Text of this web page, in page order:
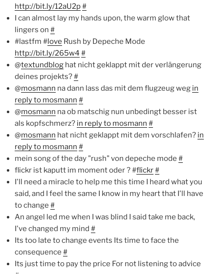
http://bit.ly/12aU2p#
I can almost lay my hands upon, the warm glow that
lingers on #
#lastfm #love Rush by Depeche Mode
http://bit.ly/265w4 #
@textundblog hat nicht geklappt mit der verlängerung
deines projekts?#
@mosmann na dann lass das mit dem flugzeug weg in
reply to mosmann #
@mosmann na ob matschig nun unbedingt besser ist
als kopfschmerz? in reply to mosmann #
@mosmann hat nicht geklappt mit dem vorschlafen? in
reply to mosmann #
mein song of the day "rush" von depeche mode #
flickr ist kaputt im moment oder ? #flickr#
I'll need a miracle to help me this time I heard what you
said, and I feel the same I know in my heart that I'll have
to change #
An angel led me when I was blind I said take me back,
I've changed my mind #
Its too late to change events Its time to face the
consequence #
Its just time to pay the price For not listening to advice